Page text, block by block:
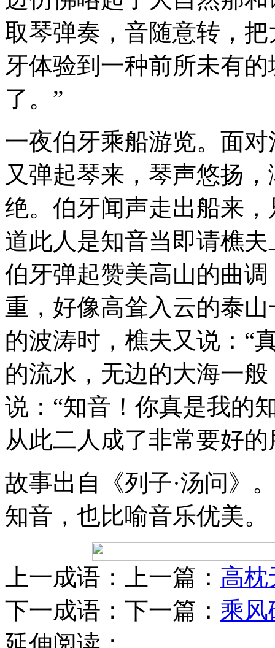
取琴弹奏，音随意转，
牙体验到一种前所未有
了。”
一夜伯牙乘船游览。面
又弹起琴来，琴声悠扬
绝。伯牙闻声走出船来
道此人是知音当即请樵
伯牙弹起赞美高山的曲
重，好像高耸入云的泰
的波涛时，樵夫又说：“
的流水，无边的大海一
说：“知音！你真是我的
从此二人成了非常要好
故事出自《列子·汤问》
知音，也比喻音乐优美。
上一成语：上一篇： 高枕
下一成语：下一篇： 乘风